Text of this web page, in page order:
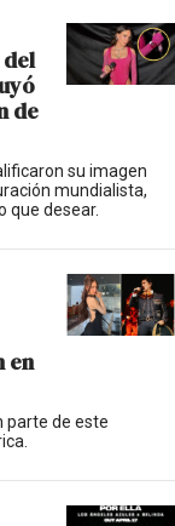
ú
s
q
u
a
de
su imagen
mundialista,
que desear.
en
parte de este